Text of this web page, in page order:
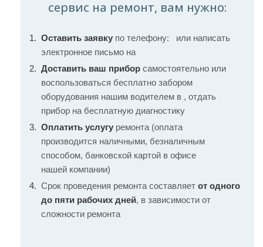
сервис на ремонт, вам нужно:
Оставить заявку по телефону:
или написать
электронное письмо на
Доставить ваш прибор самостоятельно или
воспользоваться бесплатно забором
оборудования нашим водителем в , отдать
прибор на бесплатную диагностику
Оплатить услугу ремонта (оплата
производится наличными, безналичным
способом, банковской картой в офисе
нашей компании)
Срок проведения ремонта составляет от одного
до пяти рабочих дней, в зависимости от
сложности ремонта